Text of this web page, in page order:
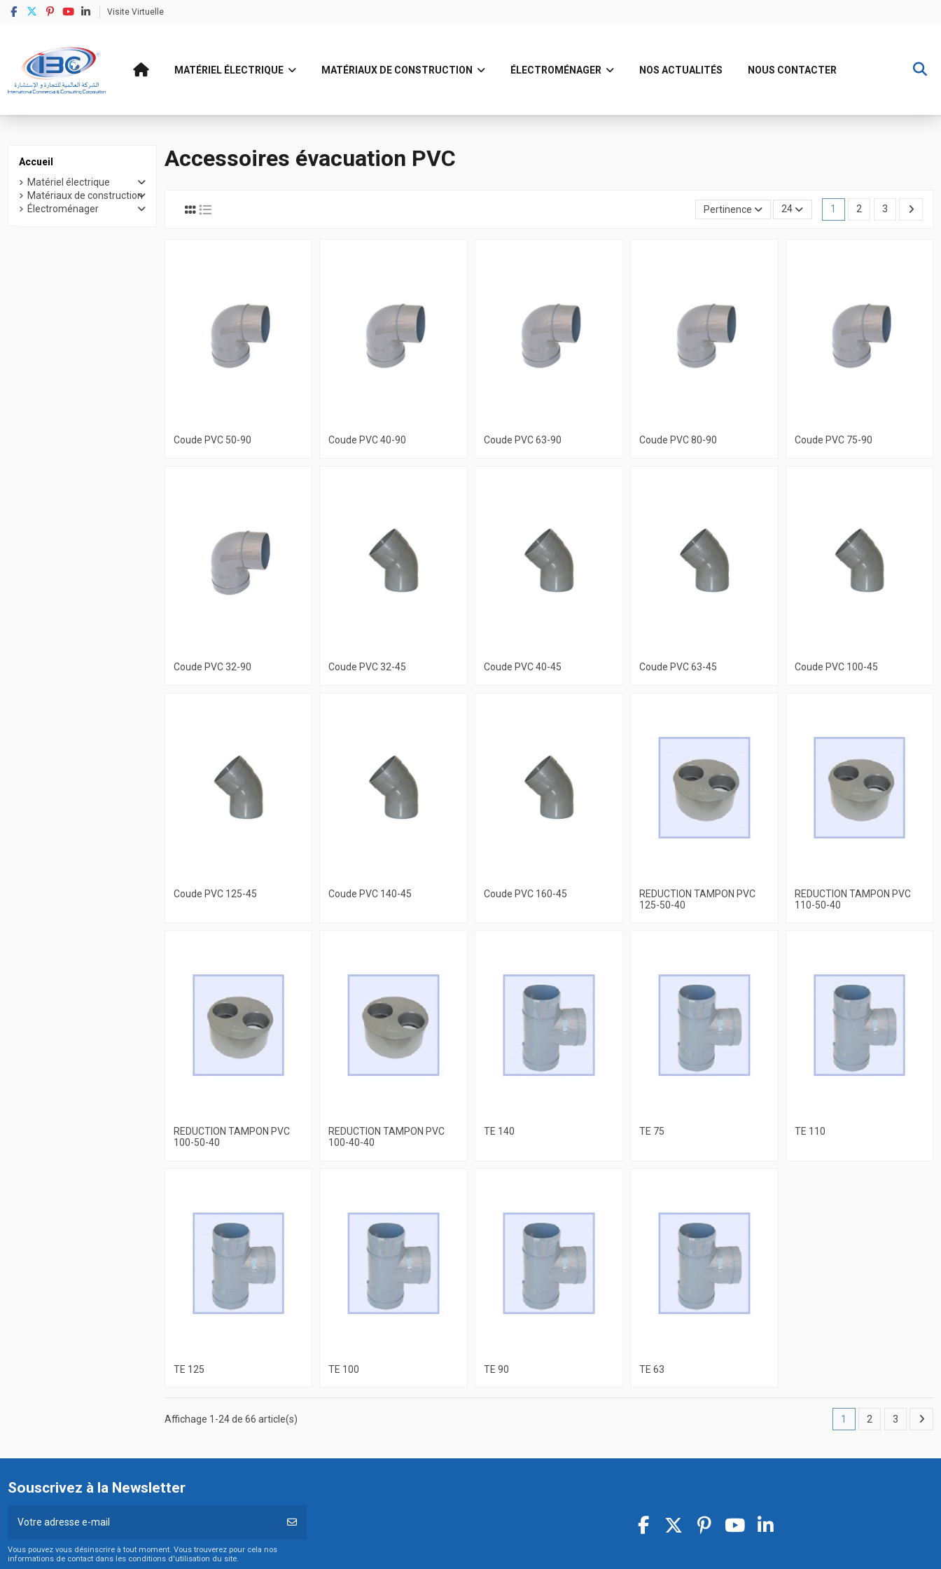
Visite Virtuelle
MATÉRIEL ÉLECTRIQUE MATÉRIAUX DE CONSTRUCTION ÉLECTROMÉNAGER NOS ACTUALITÉS NOUS CONTACTER
Accessoires évacuation PVC
Pertinence 24 1 2 3
Coude PVC 50-90 Coude PVC 40-90 Coude PVC 63-90 Coude PVC 80-90 Coude PVC 75-90
Coude PVC 32-90 Coude PVC 32-45 Coude PVC 40-45 Coude PVC 63-45 Coude PVC 100-45
Coude PVC 125-45 Coude PVC 140-45 Coude PVC 160-45
REDUCTION TAMPON PVC
125-50-40
REDUCTION TAMPON PVC
110-50-40
REDUCTION TAMPON PVC
100-50-40
REDUCTION TAMPON PVC
100-40-40
TE 140 TE 75 TE 110
TE 125 TE 100 TE 90 TE 63
Affichage 1-24 de 66 article(s) 1 2 3
Accueil
Matériel électrique
Matériaux de construction
Électroménager
Souscrivez à la Newsletter
Vous pouvez vous désinscrire à tout moment. Vous trouverez pour cela nos
informations de contact dans les conditions d'utilisation du site.